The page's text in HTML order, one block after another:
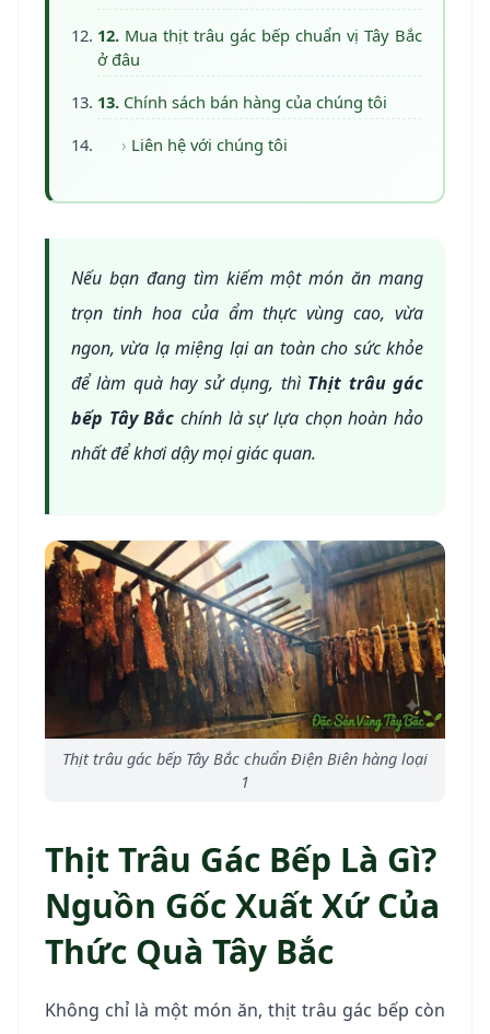
Mua thịt trâu gác bếp chuẩn vị Tây Bắc
ở đâu
Chính sách bán hàng của chúng tôi
Liên hệ với chúng tôi
Nếu bạn đang tìm kiếm một món ăn mang
trọn tinh hoa của ẩm thực vùng cao, vừa
ngon, vừa lạ miệng lại an toàn cho sức khỏe
để làm quà hay sử dụng, thì Thịt trâu gác
bếp Tây Bắc chính là sự lựa chọn hoàn hảo
nhất để khơi dậy mọi giác quan.
Thịt trâu gác bếp Tây Bắc chuẩn Điện Biên hàng loại
1
Thịt Trâu Gác Bếp Là Gì?
Nguồn Gốc Xuất Xứ Của
Thức Quà Tây Bắc
Không chỉ là một món ăn, thịt trâu gác bếp còn